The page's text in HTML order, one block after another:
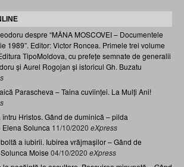
despre “MÂNA MOSCOVEI – Documentele
1989”. Editor: Victor Roncea. Primele trei volume
TipoMoldova, cu prefețe semnate de generalii
și Aurel Rogojan și istoricul Gh. Buzatu
Parascheva – Taina cuviinței. La Mulți Ani!
întru Hristos. Gând de duminică – pilda
Solunca 11/10/2020 eXpress
a iubirii. Iubirea vrăjmașilor – Gând de
Moise 04/10/2020 eXpress